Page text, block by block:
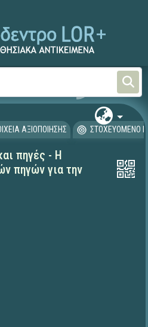
ΑΞΙΟΠΟΙΗΣΗΣ ΣΤΟΧΕΥΟΜΕΝΟ
πηγές - Η
πηγών για την